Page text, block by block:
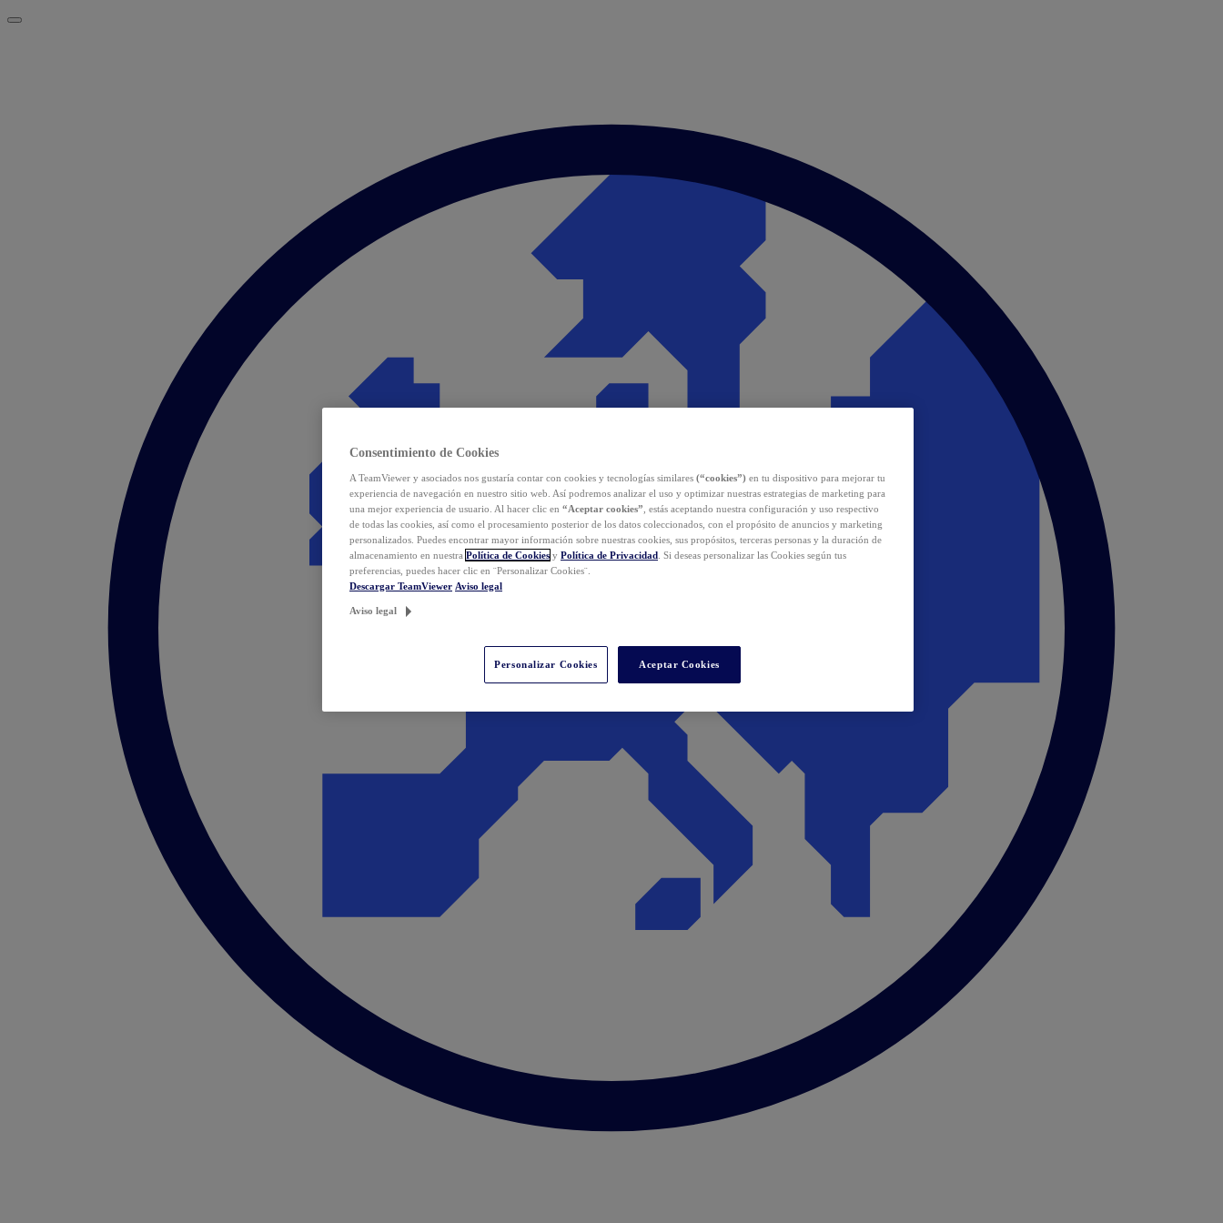
Consentimiento de Cookies
A TeamViewer y asociados nos gustaría contar con cookies y tecnologías similares (“cookies”) en tu dispositivo para mejorar tu
experiencia de navegación en nuestro sitio web. Así podremos analizar el uso y optimizar nuestras estrategias de marketing para
una mejor experiencia de usuario. Al hacer clic en “Aceptar cookies” , estás aceptando nuestra configuración y uso respectivo
de todas las cookies, así como el procesamiento posterior de los datos coleccionados, con el propósito de anuncios y marketing
personalizados. Puedes encontrar mayor información sobre nuestras cookies, sus propósitos, terceras personas y la duración de
almacenamiento en nuestra Política de Cookies y Política de Privacidad . Si deseas personalizar las Cookies según tus
preferencias, puedes hacer clic en ¨Personalizar Cookies¨.
Descargar TeamViewer Aviso legal
Aviso legal
Personalizar Cookies Aceptar Cookies